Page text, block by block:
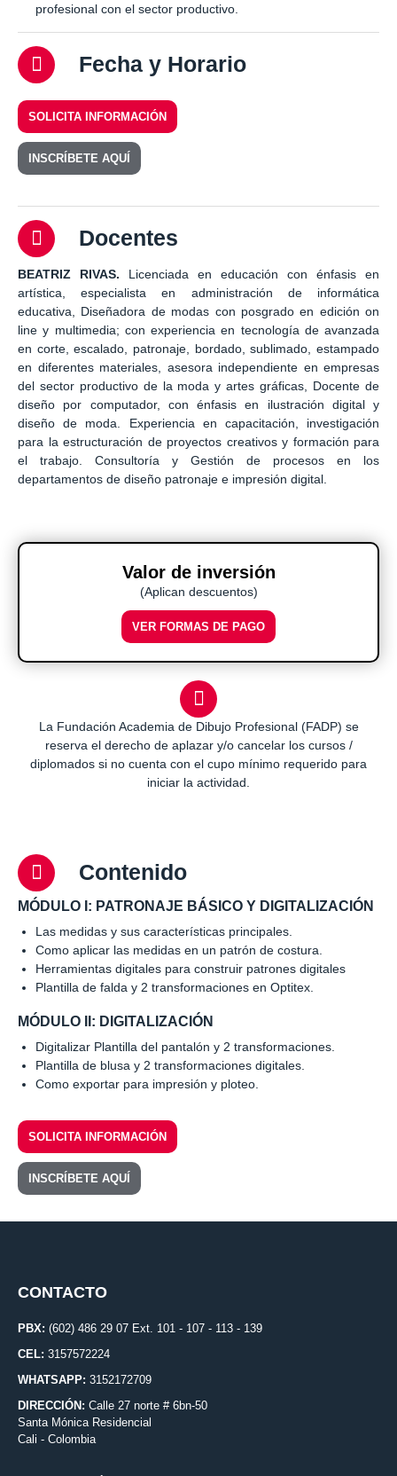
profesional con el sector productivo.
Fecha y Horario
SOLICITA INFORMACIÓN
INSCRÍBETE AQUÍ
Docentes
BEATRIZ RIVAS. Licenciada en educación con énfasis en
artística, especialista en administración de informática
educativa, Diseñadora de modas con posgrado en edición on
line y multimedia; con experiencia en tecnología de avanzada
en corte, escalado, patronaje, bordado, sublimado, estampado
en diferentes materiales, asesora independiente en empresas
del sector productivo de la moda y artes gráficas, Docente de
diseño por computador, con énfasis en ilustración digital y
diseño de moda. Experiencia en capacitación, investigación
para la estructuración de proyectos creativos y formación para
el trabajo. Consultoría y Gestión de procesos en los
departamentos de diseño patronaje e impresión digital.
Valor de inversión
(Aplican descuentos)
VER FORMAS DE PAGO
La Fundación Academia de Dibujo Profesional (FADP) se
reserva el derecho de aplazar y/o cancelar los cursos /
diplomados si no cuenta con el cupo mínimo requerido para
iniciar la actividad.
Contenido
MÓDULO I: PATRONAJE BÁSICO Y DIGITALIZACIÓN
Las medidas y sus características principales.
Como aplicar las medidas en un patrón de costura.
Herramientas digitales para construir patrones digitales
Plantilla de falda y 2 transformaciones en Optitex.
MÓDULO II: DIGITALIZACIÓN
Digitalizar Plantilla del pantalón y 2 transformaciones.
Plantilla de blusa y 2 transformaciones digitales.
Como exportar para impresión y ploteo.
SOLICITA INFORMACIÓN
INSCRÍBETE AQUÍ
CONTACTO
PBX: (602) 486 29 07 Ext. 101 - 107 - 113 - 139
CEL: 3157572224
WHATSAPP: 3152172709
DIRECCIÓN: Calle 27 norte # 6bn-50
Santa Mónica Residencial
Cali - Colombia